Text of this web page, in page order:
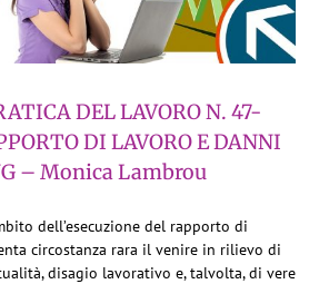
DEL LAVORO N. 47-
DI LAVORO E DANNI
– Monica Lambrou
dell’esecuzione del rapporto di
circostanza rara il venire in rilievo di
disagio lavorativo e, talvolta, di vere